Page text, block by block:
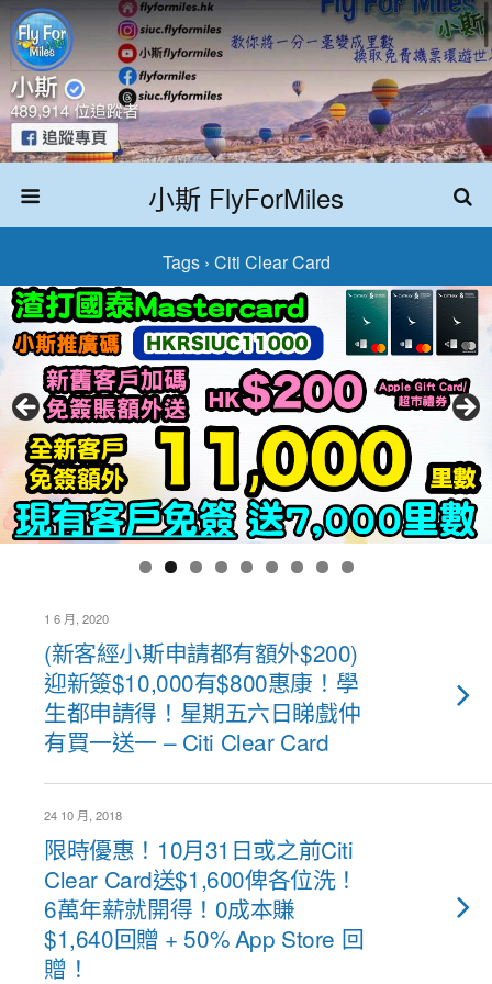
小斯 FlyForMiles
Tags › Citi Clear Card
1 6 月, 2020
(新客經小斯申請都有額外$200)
迎新簽$10,000有$800惠康！學
生都申請得！星期五六日睇戲仲
有買一送一 – Citi Clear Card
24 10 月, 2018
限時優惠！10月31日或之前Citi
Clear Card送$1,600俾各位洗！
6萬年薪就開得！0成本賺
$1,640回贈 + 50% App Store 回
贈！